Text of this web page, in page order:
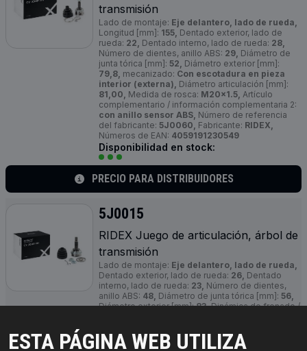
ESTA PÁGINA WEB UTILIZA
transmisión
Lado de montaje: Eje delantero, lado de rueda,
Longitud [mm]: 155, Dentado exterior, lado de
rueda: 22, Dentado interno, lado de rueda: 28,
Número de dientes, anillo ABS: 29, Diámetro de
junta tórica [mm]: 52, Diámetro exterior [mm]:
79,8, mecanizado: Con escotadura en pieza
interior (externa), Diámetro articulación [mm]:
81,00, Medida de rosca: M20x1.5, Artículo
complementario / información complementaria 2:
con anillo sensor ABS, Número de referencia
del fabricante: 5J0060, Fabricante: RIDEX,
Números de EAN: 4059191230549
Disponibilidad en stock:
PRECIO PARA DISTRIBUIDORES
5J0015
RIDEX Juego de articulación, árbol de
transmisión
Lado de montaje: Eje delantero, lado de rueda,
Dentado exterior, lado de rueda: 26, Dentado
interno, lado de rueda: 23, Número de dientes,
anillo ABS: 48, Diámetro de junta tórica [mm]: 56,
Diámetro exterior [mm]:83,Dinámica de frenado /
Número de referencia del fabricante:
Fabricante:RIDEX, Números de EAN: